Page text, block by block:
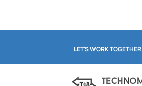
LET'S WORK TOGETHER